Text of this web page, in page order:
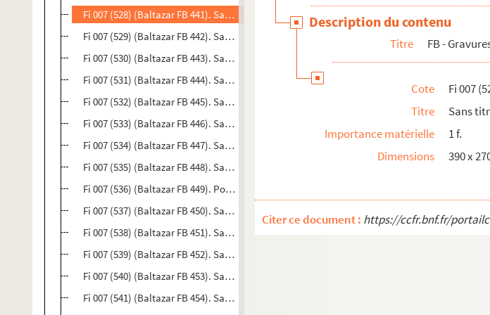
Fi 007 (528) (Baltazar FB 441). Sans titre. Gravure au noir (cuvette 210 x 147 mm). 10/10
Fi 007 (529) (Baltazar FB 442). Sans titre. Gravure au noir (cuvette 210 x 147 mm). 10/10
Fi 007 (530) (Baltazar FB 443). Sans titre. Gravure au noir (cuvette 210 x 147 mm). 12/12
Fi 007 (531) (Baltazar FB 444). Sans titre. Gravure au noir (cuvette 210 x 147 mm). 2/12
Fi 007 (532) (Baltazar FB 445). Sans titre. Gravure au noir (cuvette 180 x 120 mm). 2/12
Fi 007 (533) (Baltazar FB 446). Sans titre. Gravure au noir (cuvette 210 x 147 mm). 2/12
Fi 007 (534) (Baltazar FB 447). Sans titre. Gravure au noir (cuvette 180 x 120 mm). 2/12
Fi 007 (535) (Baltazar FB 448). Sans titre. Gravure au noir (cuvette 180 x 120 mm). 2/12
Fi 007 (536) (Baltazar FB 449). Pour les amis de la Fondation Maeght. Gravure au noir (cuvette
Fi 007 (537) (Baltazar FB 450). Sans titre. Gravure au noir (cuvette 210 x 170 mm). 10/10
Fi 007 (538) (Baltazar FB 451). Sans titre. Gravure au noir (cuvette 265 x 220 mm). 7/10
Fi 007 (539) (Baltazar FB 452). Sans titre. Gravure au noir (cuvette 314 x 159 mm). 10/10
Fi 007 (540) (Baltazar FB 453). Sans titre. Gravure au noir (cuvette 260 x 215 mm). 7/10
Fi 007 (541) (Baltazar FB 454). Sans titre. Gravure au bleu (cuvette 297 x 210 mm). 6/10
Description du contenu
Titre FB -
Cote
Fi 007
Titre
Sans
Importance matérielle
1 f.
Dimensions
390 x
Citer ce document : https://ccfr.bnf.fr/